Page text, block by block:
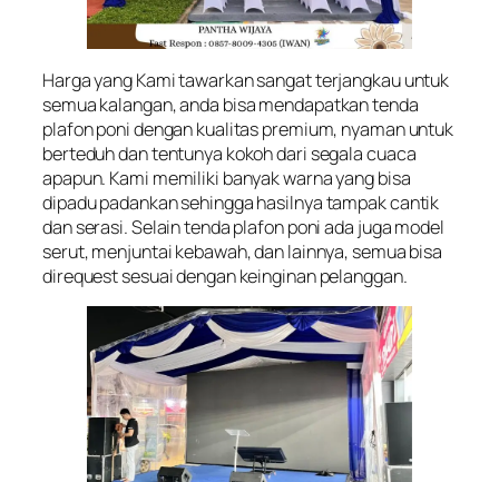
Harga yang Kami tawarkan sangat terjangkau untuk
semua kalangan, anda bisa mendapatkan tenda
plafon poni dengan kualitas premium, nyaman untuk
berteduh dan tentunya kokoh dari segala cuaca
apapun. Kami memiliki banyak warna yang bisa
dipadu padankan sehingga hasilnya tampak cantik
dan serasi. Selain tenda plafon poni ada juga model
serut, menjuntai kebawah, dan lainnya, semua bisa
direquest sesuai dengan keinginan pelanggan.